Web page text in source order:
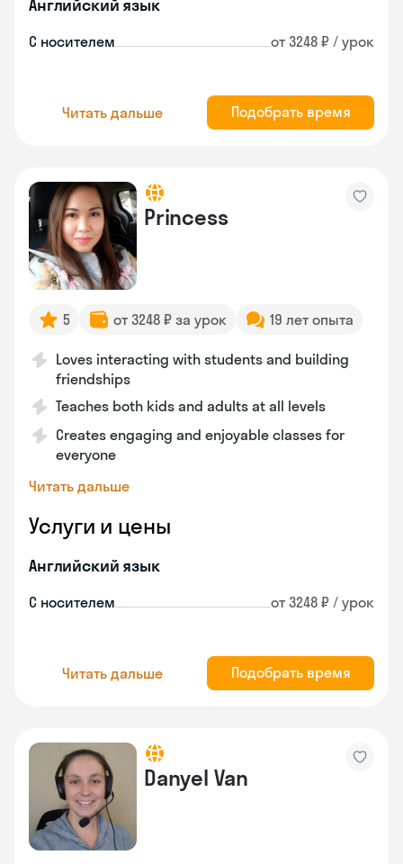
Английский язык
С носителем от 3248 ₽ / урок
Читать дальше Подобрать время
Princess
5 от 3248 ₽ за урок 19 лет опыта
Loves interacting with students and building
friendships
Teaches both kids and adults at all levels
Creates engaging and enjoyable classes for
everyone
Читать дальше
Услуги и цены
Английский язык
С носителем от 3248 ₽ / урок
Читать дальше Подобрать время
Danyel Van